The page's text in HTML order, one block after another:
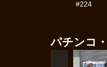
#224
パチンコ